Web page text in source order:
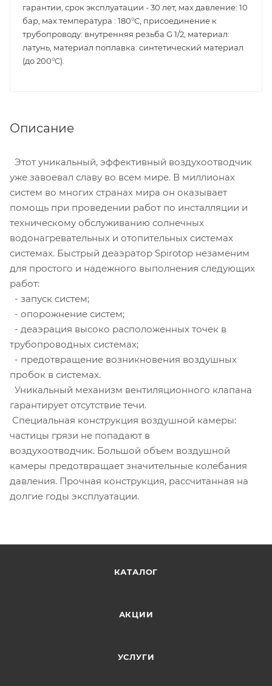
гарантии, срок эксплуатации - 30 лет, мах давление: 10
бар, мах температура : 180°С, присоединение к
трубопроводу: внутренняя резьба G 1/2, материал:
латунь, материал поплавка: синтетический материал
(до 200°C).
Описание
Этот уникальный, эффективный воздухоотводчик
уже завоевал славу во всем мире. В миллионах
систем во многих странах мира он оказывает
помощь при проведении работ по инсталляции и
техническому обслуживанию солнечных
водонагревательных и отопительных системах
системах. Быстрый деаэратор Spirotop незаменим
для простого и надежного выполнения следующих
работ:
- запуск систем;
- опорожнение систем;
- деаэрация высоко расположенных точек в
трубопроводных системах;
- предотвращение возникновения воздушных
пробок в системах.
Уникальный механизм вентиляционного клапана
гарантирует отсутствие течи.
Специальная конструкция воздушной камеры:
частицы грязи не попадают в
воздухоотводчик. Большой объем воздушной
камеры предотвращает значительные колебания
давления. Прочная конструкция, рассчитанная на
долгие годы эксплуатации.
КАТАЛОГ
АКЦИИ
УСЛУГИ